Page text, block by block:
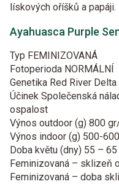
lískových oříšků a papáji.
Ayahuasca Purple
Typ FEMINIZOVANÁ
Fotoperioda NORMÁLNÍ
Genetika Red River
Účinek Společenská
ospalost
Výnos outdoor (g) 800
Výnos indoor (g) 500-
Doba květu (dny) 55 – 65
Feminizovaná – sklizeň
Feminizovaná – doba